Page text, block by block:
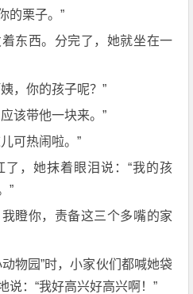
的栗子。”
东西。分完了，她就坐在一
，你的孩子呢？”
该带他一块来。”
可热闹啦。”
，她抹着眼泪说：“我的孩
”
瞪你，责备这三个多嘴的家
物园”时，小家伙们都喊她袋
说：“我好高兴好高兴啊！”